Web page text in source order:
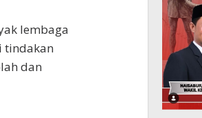
lembaga
tindakan
dan